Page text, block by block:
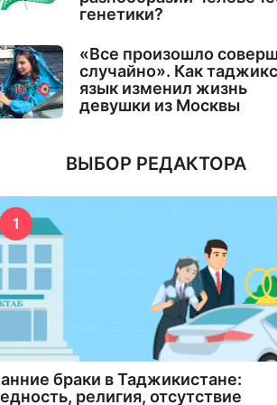
генетики?
«Все произошло
случайно». Как
язык изменил жизнь
девушки из Москвы
ВЫБОР РЕДАКТОРА
1
браки в Таджикистане:
религия, отсутствие